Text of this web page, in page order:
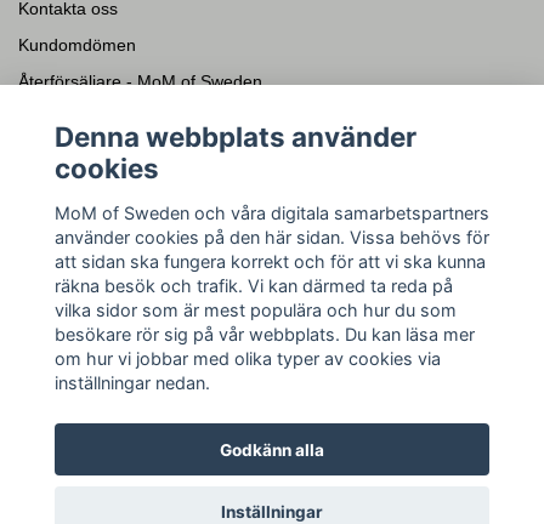
Kontakta oss
Kundomdömen
Återförsäljare - MoM of Sweden
Sociala medier
Facebook
Instagram
YouTube
Pinterest
© 2026 MoM of Sweden Silversmycken
Denna webbplats använder
cookies
MoM of Sweden och våra digitala samarbetspartners
använder cookies på den här sidan. Vissa behövs för
att sidan ska fungera korrekt och för att vi ska kunna
räkna besök och trafik. Vi kan därmed ta reda på
vilka sidor som är mest populära och hur du som
besökare rör sig på vår webbplats. Du kan läsa mer
om hur vi jobbar med olika typer av cookies via
inställningar nedan.
Godkänn alla
Inställningar